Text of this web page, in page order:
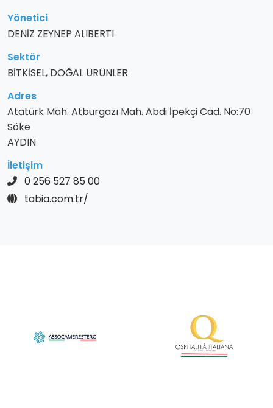
Yönetici
DENİZ ZEYNEP ALIBERTI
Sektör
BİTKİSEL, DOĞAL ÜRÜNLER
Adres
Atatürk Mah. Atburgazı Mah. Abdi İpekçi Cad. No:70
Söke
AYDIN
İletişim
0 256 527 85 00
tabia.com.tr/